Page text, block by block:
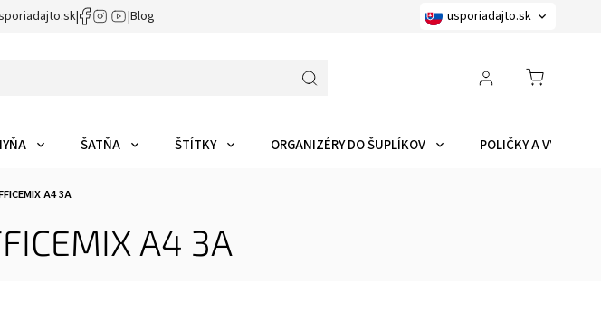
| |Blog usporiadajto.sk
ŠATŇA ŠTÍTKY ORGANIZÉRY DO ŠUPLÍKOV POLIČKY A
A4 3A
A4 3A